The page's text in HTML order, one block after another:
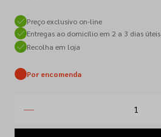
Preço exclusivo on-line
Entregas ao domicílio em 2 a 3 dias úteis
Recolha em loja
Por encomenda